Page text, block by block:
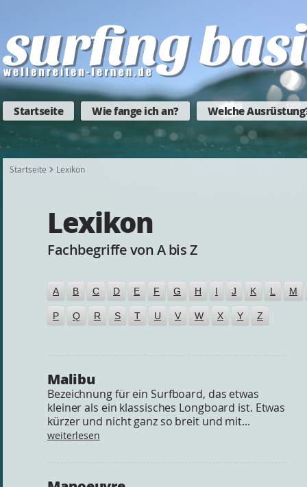
Startseite Wie fange ich an? Welche
Startseite Lexikon
Lexikon
Fachbegriffe von A bis Z
A B C D E F G H I J K L M
P Q R S T U V W X Y Z
Malibu
Bezeichnung für ein Surfboard, das etwas
kleiner als ein klassisches Longboard ist. Etwas
kürzer und nicht ganz so breit und mit...
weiterlesen